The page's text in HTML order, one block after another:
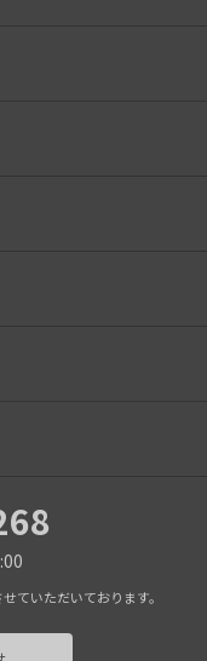
ていただいております。